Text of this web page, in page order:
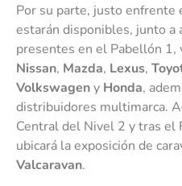
Por su parte, justo
estarán disponibles, junto a
presentes en el Pabellón 1,
Nissan, Mazda, Lexus,
Volkswageny Honda,
distribuidores multimarca.
Central del Nivel 2 y tras el
ubicará la exposición de
Valcaravan.